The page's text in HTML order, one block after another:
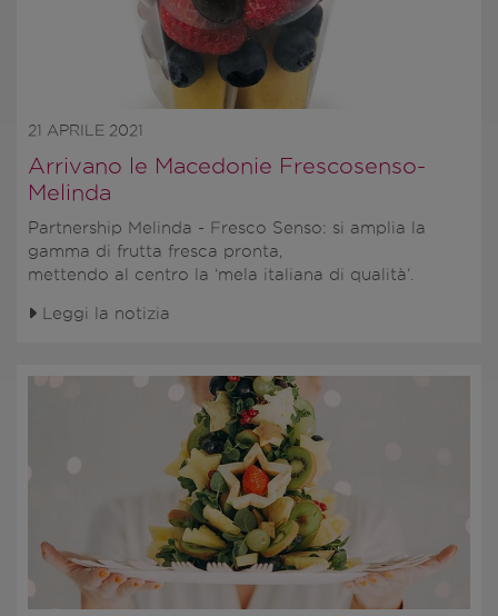
21 APRILE 2021
Arrivano le Macedonie Frescosenso-
Melinda
Partnership Melinda - Fresco Senso: si amplia la
gamma di frutta fresca pronta,
mettendo al centro la ‘mela italiana di qualità’.
Leggi la notizia